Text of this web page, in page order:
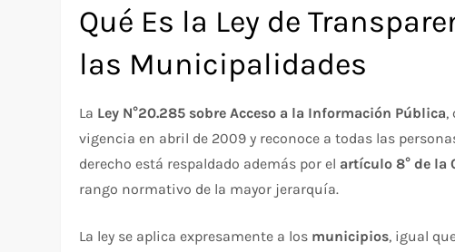
Qué Es la Ley de
las Municipalidades
La Ley N°20.285 sobre Acceso a la Información Pública,
vigencia en abril de 2009 y reconoce a todas las
derecho está respaldado además por el artículo 8° de la
rango normativo de la mayor jerarquía.
La ley se aplica expresamente a los municipios, igual